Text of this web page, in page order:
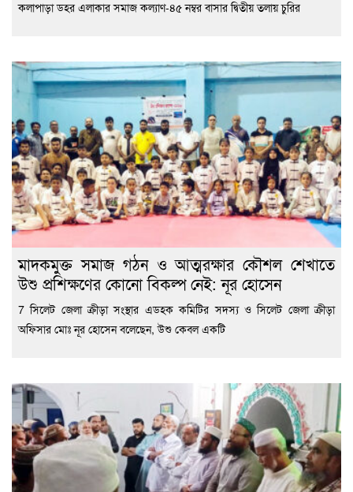
কলাপাড়া ডহর এলাকার সমাজ কল্যাণ-৪৫ নম্বর বাসার দ্বিতীয় তলায় চুরির
মাদকমুক্ত সমাজ গঠন ও আত্মরক্ষার কৌশল শেখাতে
উশু প্রশিক্ষণের কোনো বিকল্প নেই: নূর হোসেন
7 সিলেট জেলা ক্রীড়া সংস্থার এডহক কমিটির সদস্য ও সিলেট জেলা ক্রীড়া
অফিসার মোঃ নূর হোসেন বলেছেন, উশু কেবল একটি